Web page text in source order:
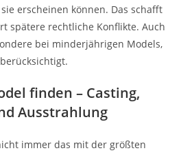
erscheinen können. Das schafft
spätere rechtliche Konflikte. Auch
bei minderjährigen Models,
finden – Casting,
Ausstrahlung
immer das mit der größten